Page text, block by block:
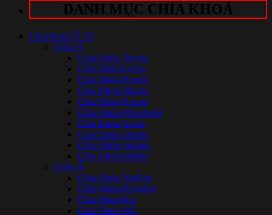
DANH MỤC CHÌA KHOÁ
Chìa Khóa Ô Tô
Châu Á
Chìa Khóa Toyota
Chìa Khóa Lexus
Chìa Khóa Honda
Chìa Khóa Mazda
Chìa Khóa Nissan
Chìa Khóa Mitsubishi
Chìa Khóa Acura
Chìa Khóa Suzuki
Chìa Khóa Subaru
Chìa Khóa Infiniti
Châu Á
Chìa Khóa VinFast
Chìa Khóa Hyundai
Chìa Khóa Kia
Chìa Khóa MG